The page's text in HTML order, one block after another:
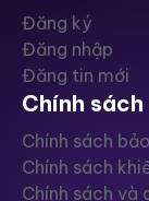
Đăng ký
Đăng nhập
Đăng tin mới
Chính sách
Chính sách
Chính sách
Chính sách và